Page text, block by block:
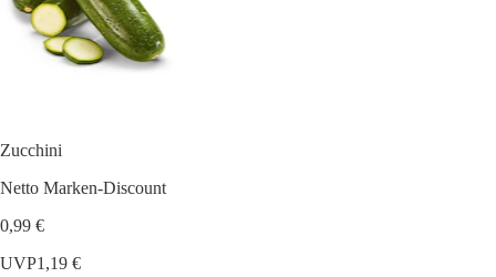
Zucchini
Netto Marken-Discount
0,99 €
UVP1,19 €